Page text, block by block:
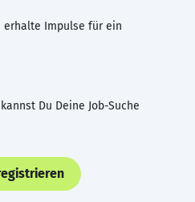
erhalte Impulse für ein
Du Deine Job-Suche